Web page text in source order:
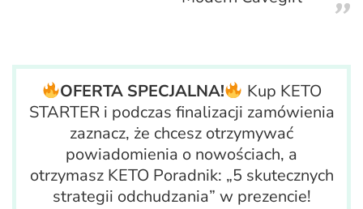
OFERTA SPECJALNA!
Kup KETO
STARTER i podczas finalizacji zamówienia
zaznacz, że chcesz otrzymywać
powiadomienia o nowościach, a
otrzymasz KETO Poradnik: „5 skutecznych
strategii odchudzania” w prezencie!